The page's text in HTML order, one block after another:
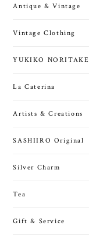
Antique & Vintage
Vintage Clothing
YUKIKO NORITAKE
La Caterina
Artists & Creations
SASHIIRO Original
Silver Charm
Tea
Gift & Service